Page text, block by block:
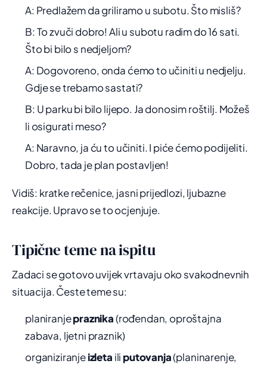
A: Predlažem da griliramo u subotu. Što misliš?
B: To zvuči dobro! Ali u subotu radim do 16 sati.
Što bi bilo s nedjeljom?
A: Dogovoreno, onda ćemo to učiniti u nedjelju.
Gdje se trebamo sastati?
B: U parku bi bilo lijepo. Ja donosim roštilj. Možeš
li osigurati meso?
A: Naravno, ja ću to učiniti. I piće ćemo podijeliti.
Dobro, tada je plan postavljen!
Vidiš: kratke rečenice, jasni prijedlozi, ljubazne
reakcije. Upravo se to ocjenjuje.
Tipične teme na ispitu
Zadaci se gotovo uvijek vrtavaju oko svakodnevnih
situacija. Česte teme su:
planiranjepraznika(rođendan, oproštajna
zabava, ljetni praznik)
organiziranjeizleta ili putovanja(planinarenje,